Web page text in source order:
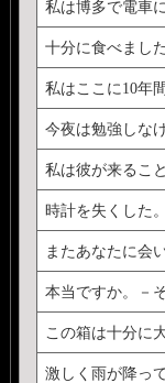
私は博多で電車
十分に食べました
私はここに10年
今夜は勉強しな
私は彼が来るこ
時計を失くした
またあなたに会
本当ですか。－
この箱は十分に
激しく雨が降っ